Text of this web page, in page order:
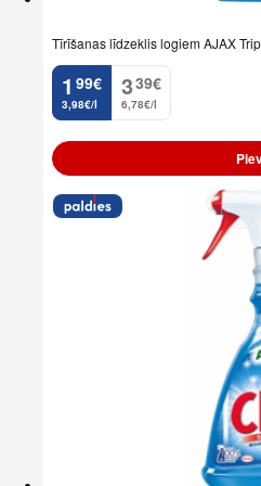
Tīrīšanas līdzeklis logiem AJAX
1
. 99€
3,98€/l
3
. 39€
6,78€/l